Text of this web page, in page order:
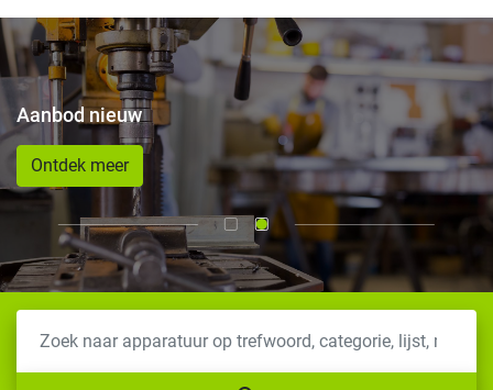
Aanbod nieuw
Ontdek meer